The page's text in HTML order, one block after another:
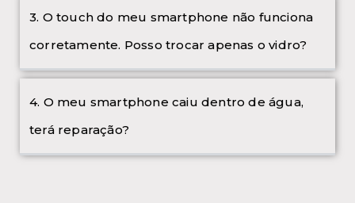
3. O touch do meu smartphone não funciona
corretamente. Posso trocar apenas o vidro?
4. O meu smartphone caiu dentro de água,
terá reparação?